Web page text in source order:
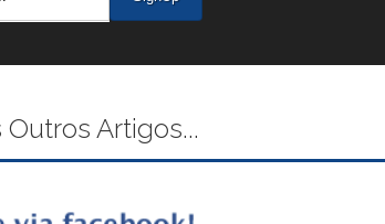
Artigos...